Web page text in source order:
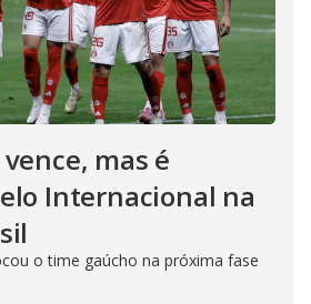
mas é
Internacional na
o time gaúcho na próxima fase